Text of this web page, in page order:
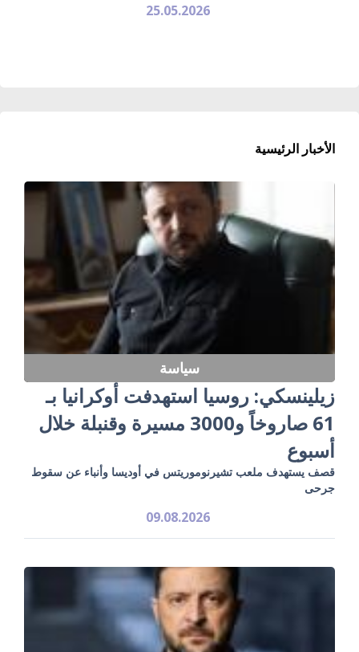
25.05.2026
الأخبار الرئيسية
سياسة
زيلينسكي: روسيا استهدفت أوكرانيا بـ
61 صاروخاً و3000 مسيرة وقنبلة خلال
أسبوع
قصف يستهدف ملعب تشيرنوموريتس في أوديسا وأنباء عن سقوط
جرحى
09.08.2026